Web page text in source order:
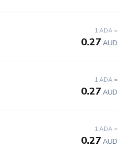
1 ADA =
0.27 AUD
1 ADA =
0.27 AUD
1 ADA =
0.27 AUD